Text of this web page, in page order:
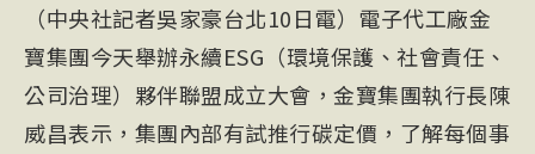
（中央社記者吳家豪台北10日電）電子代工廠金
寶集團今天舉辦永續ESG（環境保護、社會責任、
公司治理）夥伴聯盟成立大會，金寶集團執行長陳
威昌表示，集團內部有試推行碳定價，了解每個事